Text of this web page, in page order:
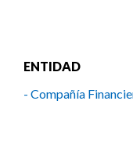
ENTIDAD
- Compañía